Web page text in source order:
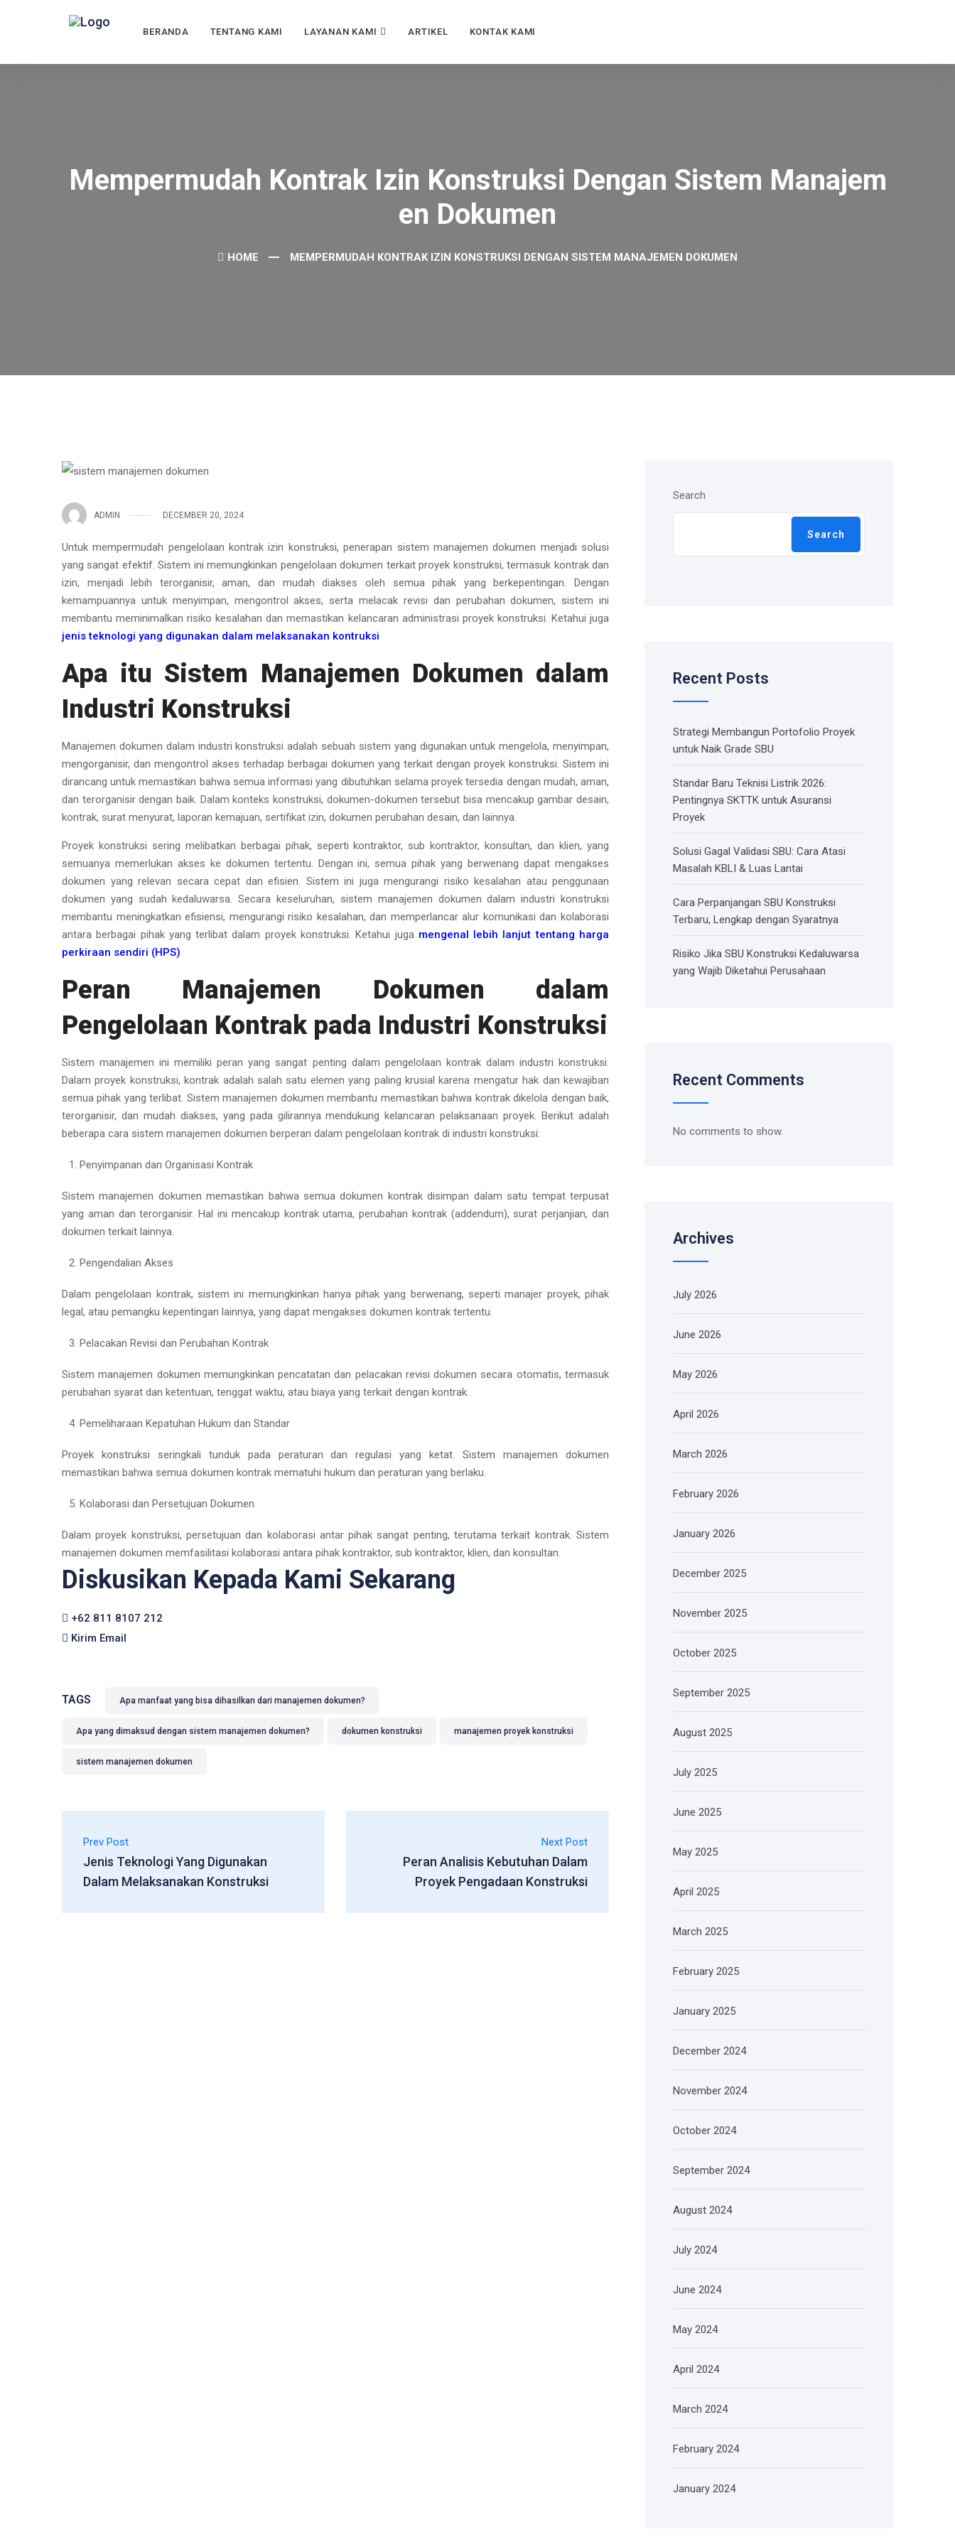
BERANDA TENTANG KAMI LAYANAN KAMI ARTIKEL KONTAK KAMI
Mempermudah Kontrak Izin Konstruksi Dengan Sistem Manajem
En Dokumen
HOME MEMPERMUDAH KONTRAK IZIN KONSTRUKSI DENGAN SISTEM MANAJEMEN DOKUMEN
ADMIN DECEMBER 20, 2024
Untuk mempermudah pengelolaan kontrak izin konstruksi, penerapan sistem manajemen dokumen menjadi solusi
yang sangat efektif. Sistem ini memungkinkan pengelolaan dokumen terkait proyek konstruksi, termasuk kontrak dan
izin, menjadi lebih terorganisir, aman, dan mudah diakses oleh semua pihak yang berkepentingan. Dengan
kemampuannya untuk menyimpan, mengontrol akses, serta melacak revisi dan perubahan dokumen, sistem ini
membantu meminimalkan risiko kesalahan dan memastikan kelancaran administrasi proyek konstruksi. Ketahui juga
jenis teknologi yang digunakan dalam melaksanakan kontruksi
Apa itu Sistem Manajemen Dokumen dalam
Industri Konstruksi
Manajemen dokumen dalam industri konstruksi adalah sebuah sistem yang digunakan untuk mengelola, menyimpan,
mengorganisir, dan mengontrol akses terhadap berbagai dokumen yang terkait dengan proyek konstruksi. Sistem ini
dirancang untuk memastikan bahwa semua informasi yang dibutuhkan selama proyek tersedia dengan mudah, aman,
dan terorganisir dengan baik. Dalam konteks konstruksi, dokumen-dokumen tersebut bisa mencakup gambar desain,
kontrak, surat menyurat, laporan kemajuan, sertifikat izin, dokumen perubahan desain, dan lainnya.
Proyek konstruksi sering melibatkan berbagai pihak, seperti kontraktor, sub kontraktor, konsultan, dan klien, yang
semuanya memerlukan akses ke dokumen tertentu. Dengan ini, semua pihak yang berwenang dapat mengakses
dokumen yang relevan secara cepat dan efisien. Sistem ini juga mengurangi risiko kesalahan atau penggunaan
dokumen yang sudah kedaluwarsa. Secara keseluruhan, sistem manajemen dokumen dalam industri konstruksi
membantu meningkatkan efisiensi, mengurangi risiko kesalahan, dan memperlancar alur komunikasi dan kolaborasi
antara berbagai pihak yang terlibat dalam proyek konstruksi. Ketahui juga mengenal lebih lanjut tentang harga
perkiraan sendiri (HPS)
Peran Manajemen Dokumen dalam
Pengelolaan Kontrak pada Industri Konstruksi
Sistem manajemen ini memiliki peran yang sangat penting dalam pengelolaan kontrak dalam industri konstruksi.
Dalam proyek konstruksi, kontrak adalah salah satu elemen yang paling krusial karena mengatur hak dan kewajiban
semua pihak yang terlibat. Sistem manajemen dokumen membantu memastikan bahwa kontrak dikelola dengan baik,
terorganisir, dan mudah diakses, yang pada gilirannya mendukung kelancaran pelaksanaan proyek. Berikut adalah
beberapa cara sistem manajemen dokumen berperan dalam pengelolaan kontrak di industri konstruksi:
Penyimpanan dan Organisasi Kontrak
Sistem manajemen dokumen memastikan bahwa semua dokumen kontrak disimpan dalam satu tempat terpusat
yang aman dan terorganisir. Hal ini mencakup kontrak utama, perubahan kontrak (addendum), surat perjanjian, dan
dokumen terkait lainnya.
Pengendalian Akses
Dalam pengelolaan kontrak, sistem ini memungkinkan hanya pihak yang berwenang, seperti manajer proyek, pihak
legal, atau pemangku kepentingan lainnya, yang dapat mengakses dokumen kontrak tertentu.
Pelacakan Revisi dan Perubahan Kontrak
Sistem manajemen dokumen memungkinkan pencatatan dan pelacakan revisi dokumen secara otomatis, termasuk
perubahan syarat dan ketentuan, tenggat waktu, atau biaya yang terkait dengan kontrak.
Pemeliharaan Kepatuhan Hukum dan Standar
Proyek konstruksi seringkali tunduk pada peraturan dan regulasi yang ketat. Sistem manajemen dokumen
memastikan bahwa semua dokumen kontrak mematuhi hukum dan peraturan yang berlaku.
Kolaborasi dan Persetujuan Dokumen
Dalam proyek konstruksi, persetujuan dan kolaborasi antar pihak sangat penting, terutama terkait kontrak. Sistem
manajemen dokumen memfasilitasi kolaborasi antara pihak kontraktor, sub kontraktor, klien, dan konsultan.
Diskusikan Kepada Kami Sekarang
+62 811 8107 212
Kirim Email
TAGS Apa manfaat yang bisa dihasilkan dari manajemen dokumen?
Apa yang dimaksud dengan sistem manajemen dokumen? dokumen konstruksi manajemen proyek konstruksi
sistem manajemen dokumen
Prev Post
Jenis Teknologi Yang Digunakan
Dalam Melaksanakan Konstruksi
Next Post
Peran Analisis Kebutuhan Dalam
Proyek Pengadaan Konstruksi
Search
Search
Recent Posts
Strategi Membangun Portofolio Proyek
untuk Naik Grade SBU
Standar Baru Teknisi Listrik 2026:
Pentingnya SKTTK untuk Asuransi
Proyek
Solusi Gagal Validasi SBU: Cara Atasi
Masalah KBLI & Luas Lantai
Cara Perpanjangan SBU Konstruksi
Terbaru, Lengkap dengan Syaratnya
Risiko Jika SBU Konstruksi Kedaluwarsa
yang Wajib Diketahui Perusahaan
Recent Comments
No comments to show.
Archives
July 2026
June 2026
May 2026
April 2026
March 2026
February 2026
January 2026
December 2025
November 2025
October 2025
September 2025
August 2025
July 2025
June 2025
May 2025
April 2025
March 2025
February 2025
January 2025
December 2024
November 2024
October 2024
September 2024
August 2024
July 2024
June 2024
May 2024
April 2024
March 2024
February 2024
January 2024